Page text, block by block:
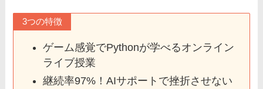
3つの特徴
ゲーム感覚でPythonが学べるオンライン
ライブ授業
継続率97%！AIサポートで挫折させない